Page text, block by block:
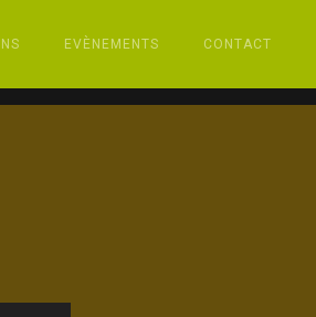
EVÈNEMENTS CONTACT